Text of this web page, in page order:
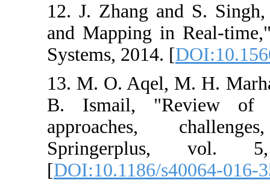
12. J. Zhang
and Mapping
Systems, 2014.
13. M. O.
B. Ismail,
[DOI:10.1186/